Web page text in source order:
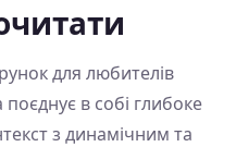
для любителів
поєднує в собі глибоке
з динамічним та